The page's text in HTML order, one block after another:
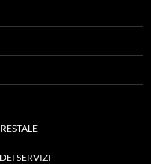
SERVIZI